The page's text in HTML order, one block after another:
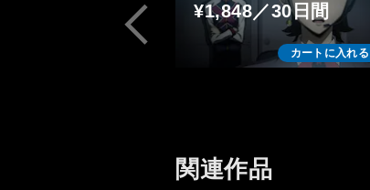
¥1,848／30日間
カートに入れる
関連作品